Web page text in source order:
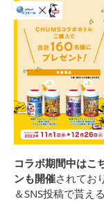
コラボ期間中はこ
ンも開催されてお
＆SNS投稿で貰え